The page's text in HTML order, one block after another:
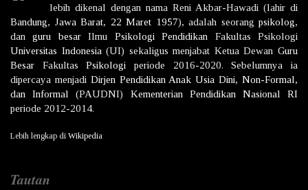
lebih dikenal dengan nama Reni Akbar-Hawadi (lahir di
Bandung, Jawa Barat, 22 Maret 1957), adalah seorang psikolog,
danguru besarIlmu Psikologi Pendidikan Fakultas Psikologi
Universitas Indonesia(UI) sekaligus menjabat Ketua DewanGuru
Besar FakultasPsikologi periode 2016-2020. Sebelumnya ia
dipercaya menjadi Dirjen Pendidikan Anak Usia Dini, Non-Formal,
dan Informal (PAUDNI) Kementerian Pendidikan Nasional
RI
periode 2012-2014.
Lebih lengkap di Wikipedia
Tautan